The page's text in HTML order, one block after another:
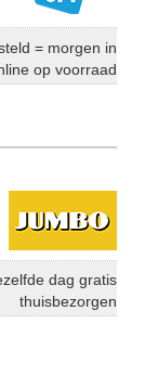
= morgen in
op voorraad
dag gratis
thuisbezorgen